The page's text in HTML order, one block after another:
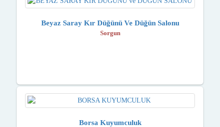
Beyaz Saray Kır Düğünü Ve Düğün Salonu
Sorgun
Borsa Kuyumculuk